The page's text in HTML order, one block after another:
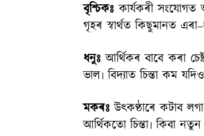
বৃশ্চিকঃ কার্যকৰী সংযোগত
গৃহৰ স্বার্থত কিছুমানত
ধনুঃ আর্থিকৰ বাবে কৰা
ভাল৷ বিদ্যাত চিন্তা কম
মকৰঃ উৎকণ্ঠাৰে কটাব
আর্থিকতো চিন্তা৷ কিবা